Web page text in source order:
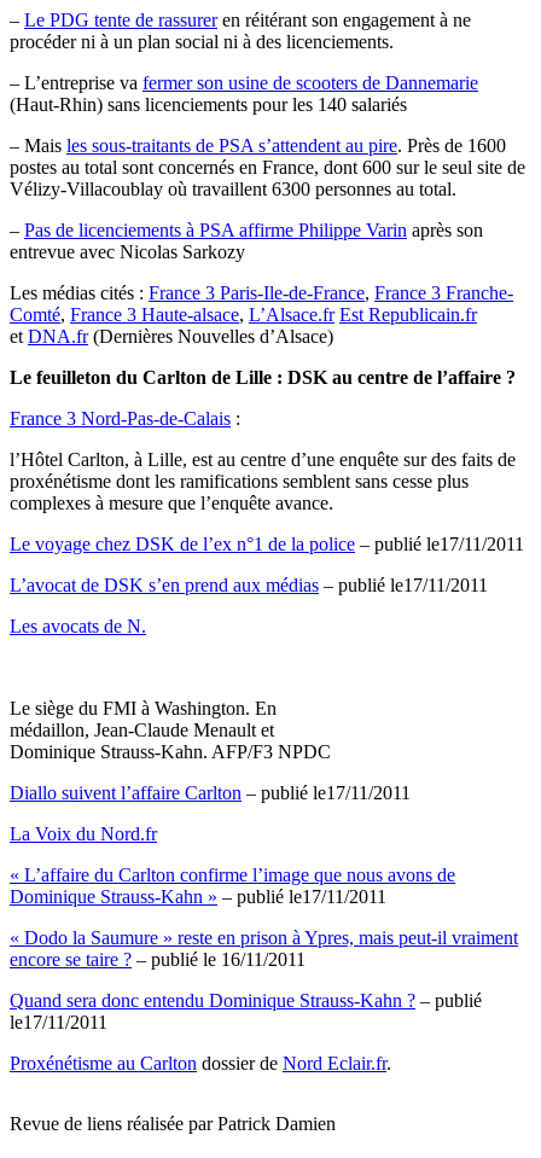
– Le PDG tente de rassureren réitérant son engagement à ne
procéder ni à un plan social ni à des licenciements.
– L’entreprise va fermer son usine de scooters de Dannemarie
(Haut-Rhin) sans licenciements pour les 140 salariés
– Mais les sous-traitants de PSA s’attendent au pire. Près de 1600
postes au total sont concernés en France, dont 600 sur le seul site de
Vélizy-Villacoublay où travaillent 6300 personnes au total.
– Pas de licenciements à PSA affirme Philippe Varin après son
entrevue avec Nicolas Sarkozy
Les médias cités : France 3 Paris-Ile-de-France, France 3 Franche-
Comté, France 3 Haute-alsace, L’Alsace.fr Est Republicain.fr
et DNA.fr(Dernières Nouvelles d’Alsace)
Le feuilleton du Carlton de Lille : DSK au centre de l’affaire ?
France 3 Nord-Pas-de-Calais :
l’Hôtel Carlton, à Lille, est au centre d’une enquête sur des faits de
proxénétisme dont les ramifications semblent sans cesse plus
complexes à mesure que l’enquête avance.
Le voyage chez DSK de l’ex n°1 de la police – publié le17/11/2011
L’avocat de DSK s’en prend aux médias – publié le17/11/2011
Les avocats de N.
Le siège du FMI à Washington. En
médaillon, Jean-Claude Menault et
Dominique Strauss-Kahn. AFP/F3 NPDC
Diallo suivent l’affaire Carlton – publié le17/11/2011
La Voix du Nord.fr
« L’affaire du Carlton confirme l’image que nous avons de
Dominique Strauss-Kahn » – publié le17/11/2011
« Dodo la Saumure » reste en prison à Ypres, mais peut-il vraiment
encore se taire ? – publié le 16/11/2011
Quand sera donc entendu Dominique Strauss-Kahn ? – publié
le17/11/2011
Proxénétisme au Carlton dossier de Nord Eclair.fr.
Revue de liens réalisée par Patrick Damien